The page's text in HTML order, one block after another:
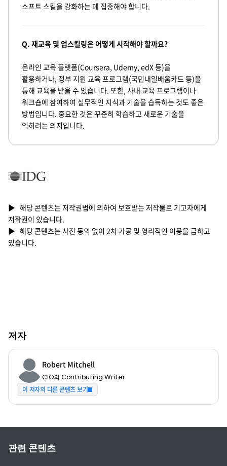
소프트 스킬을 강화하는 데 집중해야 합니다.
Q. 재교육 및 업스킬링은 어떻게 시작해야 할까요?
온라인 교육 플랫폼(Coursera, Udemy, edX 등)을
활용하거나, 정부 지원 교육 프로그램(국민내일배움카드 등)을
통해 교육을 받을 수 있습니다. 또한, 사내 교육 프로그램이나
워크숍에 참여하여 실무적인 지식과 기술을 습득하는 것도 좋은
방법입니다. 중요한 것은 꾸준히 학습하고 새로운 기술을
익히려는 의지입니다.
▶ 해당 콘텐츠는 저작권법에 의하여 보호받는 저작물로 기고자에게
저작권이 있습니다.
▶ 해당 콘텐츠는 사전 동의 없이 2차 가공 및 영리적인 이용을 금하고
있습니다.
저자
Robert Mitchell
CIO의 Contributing Writer
이 저자의 다른 콘텐츠 보기
관련 콘텐츠